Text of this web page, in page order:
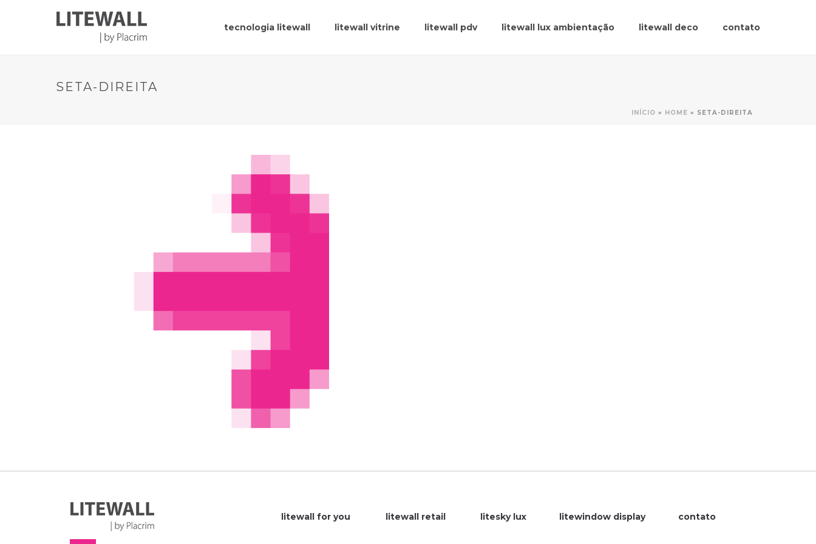
tecnologia litewall litewall vitrine litewall pdv litewall lux ambientação litewall deco contato
SETA-DIREITA
INÍCIO » HOME » SETA-DIREITA
litewall for you litewall retail litesky lux litewindow display contato